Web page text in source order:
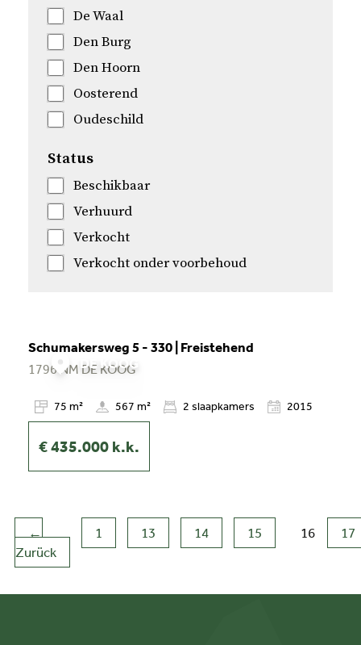
De Waal
Den Burg
Den Hoorn
Oosterend
Oudeschild
Status
Beschikbaar
Verhuurd
Verkocht
Verkocht onder voorbehoud
DE KOOG
Schumakersweg 5 - 330 | Freistehend
1796 NM DE KOOG
75 m² 567 m² 2 slaapkamers 2015
€ 435.000 k.k.
←
Zurück
1 13 14 15
16
17